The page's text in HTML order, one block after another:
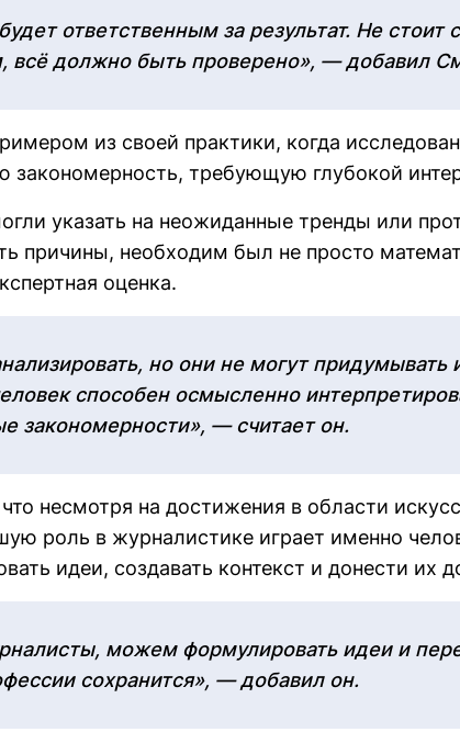
ответственным за результат. Не стоит
всё должно быть проверено», — добавил
из своей практики, когда
закономерность, требующую глубокой
указать на неожиданные тренды или
причины, необходим был не просто
оценка.
но они не могут придумывать
способен осмысленно
закономерности», — считает он.
несмотря на достижения в области
роль в журналистике играет именно
идеи, создавать контекст и донести их
можем формулировать идеи и
сохранится», — добавил он.